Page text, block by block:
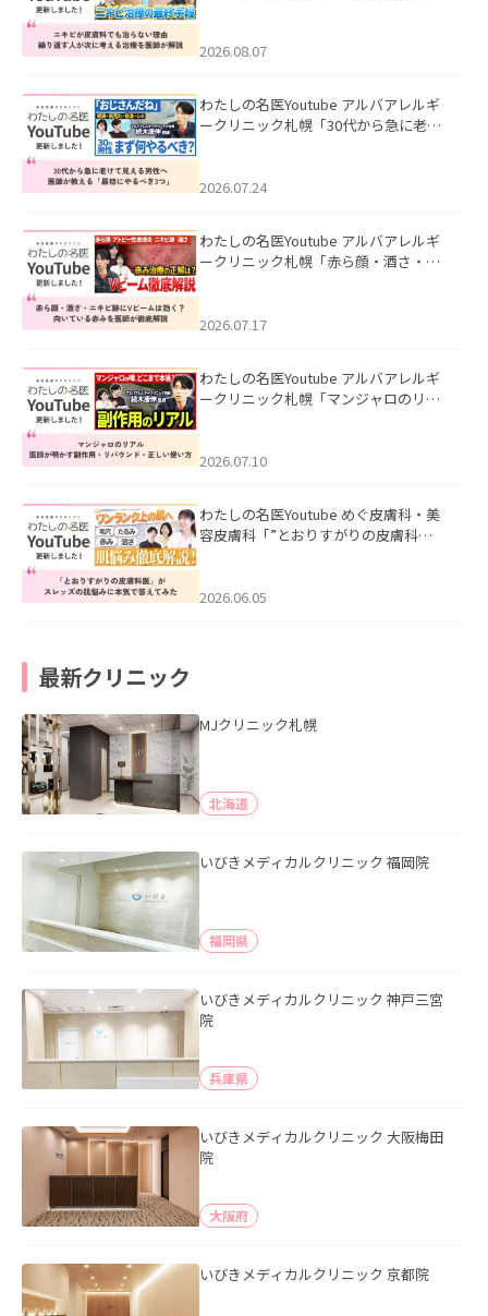
ました。
2026.08.07
わたしの名医Youtube アルバアレルギ
ークリニック札幌「30代から急に老け
た。
2026.07.24
わたしの名医Youtube アルバアレルギ
ークリニック札幌「赤ら顔・酒さ・ニ
した。
2026.07.17
わたしの名医Youtube アルバアレルギ
ークリニック札幌「マンジャロのリア
た。
2026.07.10
わたしの名医Youtube めぐ皮膚科・美
容皮膚科「”とおりすがりの皮膚科
2026.06.05
最新クリニック
MJクリニック札幌
北海道
いびきメディカルクリニック 福岡院
福岡県
いびきメディカルクリニック 神戸三宮
院
兵庫県
いびきメディカルクリニック 大阪梅田
院
大阪府
いびきメディカルクリニック 京都院